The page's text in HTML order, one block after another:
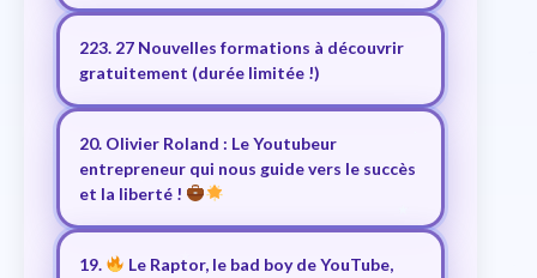
223. 27 Nouvelles formations à découvrir
gratuitement (durée limitée !)
20. Olivier Roland : Le Youtubeur
entrepreneur qui nous guide vers le succès
et la liberté !
19.
Le Raptor, le bad boy de YouTube,